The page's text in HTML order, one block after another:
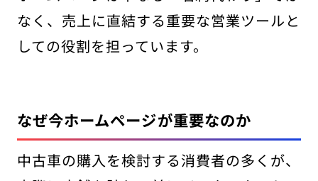
なく、売上に直結する重要な営業ツールと
しての役割を担っています。
なぜ今ホームページが重要なのか
中古車の購入を検討する消費者の多くが、